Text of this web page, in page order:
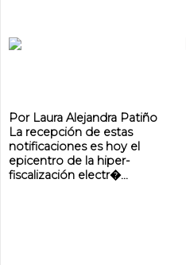
Por Laura Alejandra Patiño
La recepción de estas
notificaciones es hoy el
epicentro de la hiper-
fiscalización electr�...